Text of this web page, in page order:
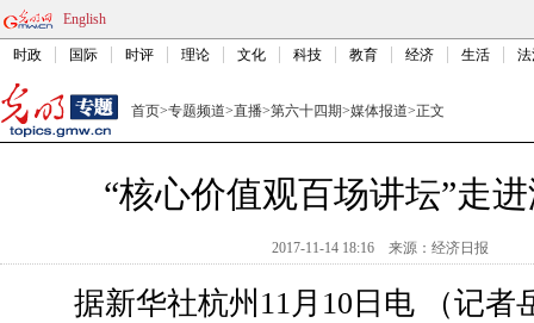
English
时政 国际 时评 理论 文化 科技 教育 经济 生活
首页>专题频道>直播>第六十四期>媒体报道>正文
“核心价值观百场讲坛”走
2017-11-14 18:16 来源： 经济日报
据新华社杭州11月10日电 （记者